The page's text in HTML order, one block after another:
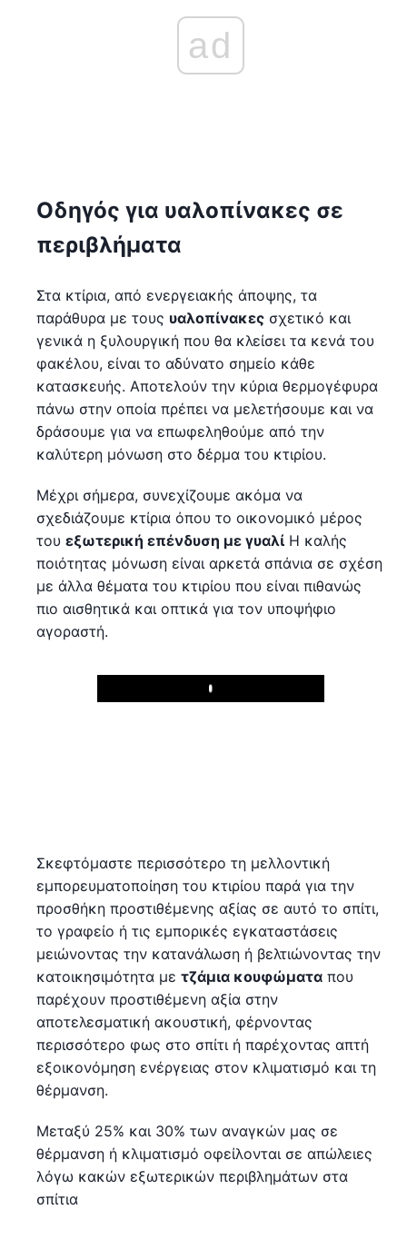
ad
Οδηγός για υαλοπίνακες σε
περιβλήματα
Στα κτίρια, από ενεργειακής άποψης, τα
παράθυρα με τους υαλοπίνακες σχετικό και
γενικά η ξυλουργική που θα κλείσει τα κενά του
φακέλου, είναι το αδύνατο σημείο κάθε
κατασκευής. Αποτελούν την κύρια θερμογέφυρα
πάνω στην οποία πρέπει να μελετήσουμε και να
δράσουμε για να επωφεληθούμε από την
καλύτερη μόνωση στο δέρμα του κτιρίου.
Μέχρι σήμερα, συνεχίζουμε ακόμα να
σχεδιάζουμε κτίρια όπου το οικονομικό μέρος
του εξωτερική επένδυση με γυαλί Η καλής
ποιότητας μόνωση είναι αρκετά σπάνια σε σχέση
με άλλα θέματα του κτιρίου που είναι πιθανώς
πιο αισθητικά και οπτικά για τον υποψήφιο
αγοραστή.
Play
Σκεφτόμαστε περισσότερο τη μελλοντική
εμπορευματοποίηση του κτιρίου παρά για την
προσθήκη προστιθέμενης αξίας σε αυτό το σπίτι,
το γραφείο ή τις εμπορικές εγκαταστάσεις
μειώνοντας την κατανάλωση ή βελτιώνοντας την
κατοικησιμότητα με τζάμια κουφώματα που
παρέχουν προστιθέμενη αξία στην
αποτελεσματική ακουστική, φέρνοντας
περισσότερο φως στο σπίτι ή παρέχοντας απτή
εξοικονόμηση ενέργειας στον κλιματισμό και τη
θέρμανση.
Μεταξύ 25% και 30% των αναγκών μας σε
θέρμανση ή κλιματισμό οφείλονται σε απώλειες
λόγω κακών εξωτερικών περιβλημάτων στα
σπίτια